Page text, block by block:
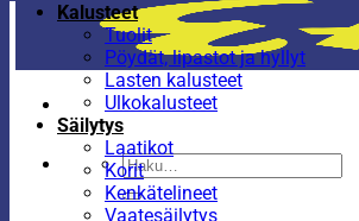
Etsi:
Kalusteet
Tuolit
Pöydät, lipastot ja hyllyt
Lasten kalusteet
Ulkokalusteet
Säilytys
Laatikot
Korit
Kenkätelineet
Vaatesäilytys